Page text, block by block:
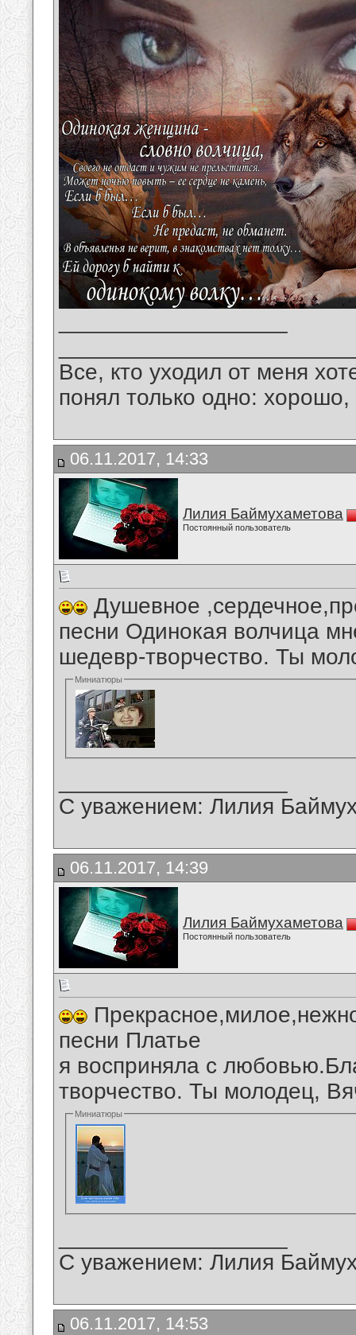
Все, кто уходил от меня
понял только одно:
06.11.2017, 14:33
Лилия Баймухаметова
Постоянный пользователь
Душевное
песни Одинокая волчица
шедевр-творчество. Ты
Миниатюры
С уважением: Лилия
06.11.2017, 14:39
Лилия Баймухаметова
Постоянный пользователь
песни Платье
я восприняла с
творчество. Ты молодец,
Миниатюры
С уважением: Лилия
06.11.2017, 14:53